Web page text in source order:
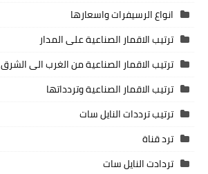
انواع الرسيفرات واسعارها
ترتيب الاقمار الصناعية على المدار
ترتيب الاقمار الصناعية من الغرب الى الشرق
ترتيب الاقمار الصناعية وتردداتها
ترتيب ترددات النايل سات
ترد قناة
تردادت النايل سات